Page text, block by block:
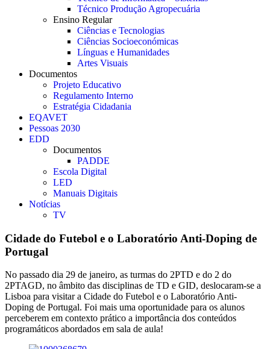
Técnico Produção Agropecuária
Ensino Regular
Ciências e Tecnologias
Ciências Socioeconómicas
Línguas e Humanidades
Artes Visuais
Documentos
Projeto Educativo
Regulamento Interno
Estratégia Cidadania
EQAVET
Pessoas 2030
EDD
Documentos
PADDE
Escola Digital
LED
Manuais Digitais
Notícias
TV
Cidade do Futebol e o Laboratório Anti-Doping de
Portugal
No passado dia 29 de janeiro, as turmas do 2PTD e do 2 do
2PTAGD, no âmbito das disciplinas de TD e GID, deslocaram-se a
Lisboa para visitar a Cidade do Futebol e o Laboratório Anti-
Doping de Portugal. Foi mais uma oportunidade para os alunos
perceberem em contexto prático a importância dos conteúdos
programáticos abordados em sala de aula!